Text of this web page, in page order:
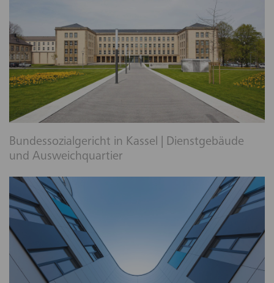
Bundessozialgericht in Kassel | Dienstgebäude
und Ausweichquartier